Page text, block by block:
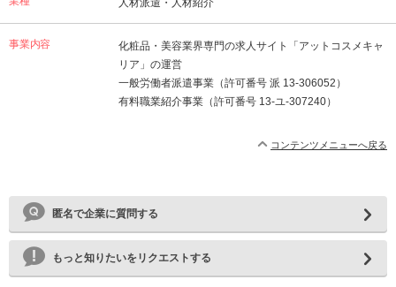
人材派遣・人材紹介
事業内容
化粧品・美容業界専門の求人サイト「アットコスメキャ
リア」の運営
一般労働者派遣事業（許可番号 派 13-306052）
有料職業紹介事業（許可番号 13-ユ-307240）
コンテンツメニューへ戻る
匿名で企業に質問する
もっと知りたいをリクエストする